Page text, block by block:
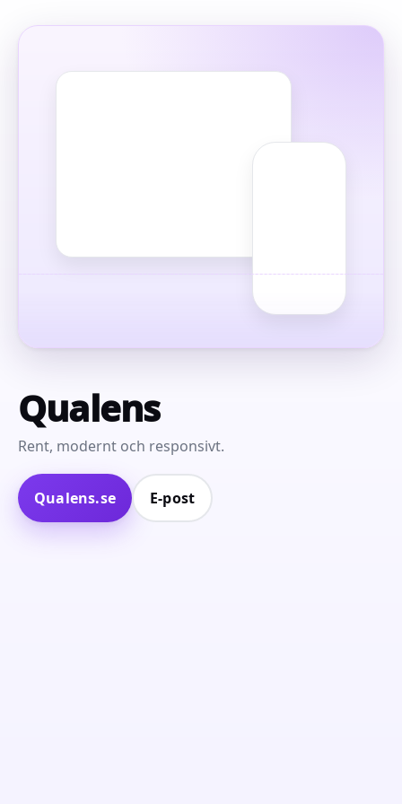
Qualens
Rent, modernt och responsivt.
Qualens.se E‑post